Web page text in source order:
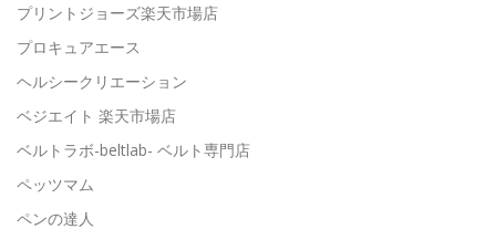
プリントジョーズ楽天市場店
プロキュアエース
ヘルシークリエーション
ベジエイト 楽天市場店
ベルトラボ-beltlab- ベルト専門店
ペッツマム
ペンの達人